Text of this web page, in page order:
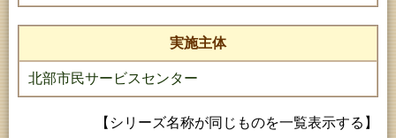
実施主体
北部市民サービスセンター
【シリーズ名称が同じものを一覧表示する】